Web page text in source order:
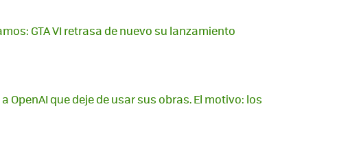
GTA VI retrasa de nuevo su lanzamiento
OpenAI que deje de usar sus obras. El motivo: los